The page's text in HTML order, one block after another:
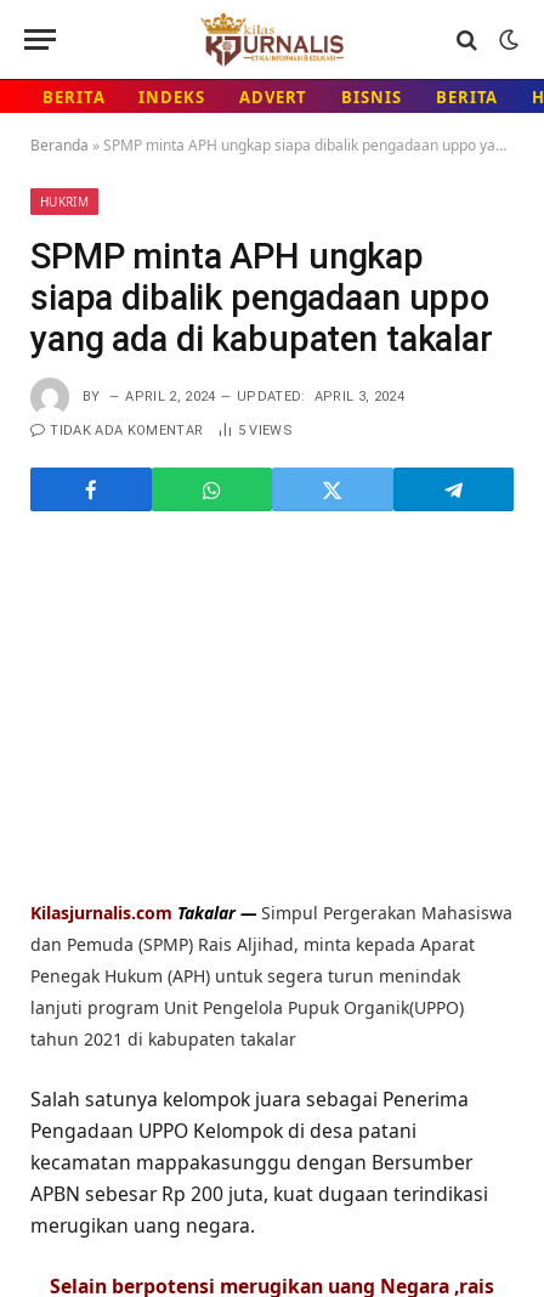
BERITA INDEKS ADVERT BISNIS BERITA
Beranda »SPMP minta APH ungkap siapa dibalik pengadaan uppo yang ada di kabupaten takalar
HUKRIM
SPMP minta APH ungkap
siapa dibalik pengadaan uppo
yang ada di kabupaten takalar
BY APRIL 2, 2024 UPDATED: APRIL 3, 2024
TIDAK ADA KOMENTAR 5VIEWS
Kilasjurnalis.com Takalar — Simpul Pergerakan Mahasiswa
dan Pemuda (SPMP) Rais Aljihad, minta kepada Aparat
Penegak Hukum (APH) untuk segera turun menindak
lanjuti program Unit Pengelola Pupuk Organik(UPPO)
tahun 2021 di kabupaten takalar
Salah satunya kelompok juara sebagai Penerima
Pengadaan UPPO Kelompok di desa patani
kecamatan mappakasunggu dengan Bersumber
APBN sebesar Rp 200 juta, kuat dugaan terindikasi
merugikan uang negara.
Selain berpotensi merugikan uang Negara ,rais